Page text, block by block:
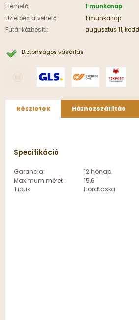
Elérhető:
1 munkanap
Üzletben átvehető:
1 munkanap
Futár kézbesíti:
augusztus 11, kedd
Biztonságos vásárlás
Részletek Házhozszállítás
Specifikáció
Garancia:
12 hónap
Maximum méret :
15,6 "
Típus:
Hordtáska